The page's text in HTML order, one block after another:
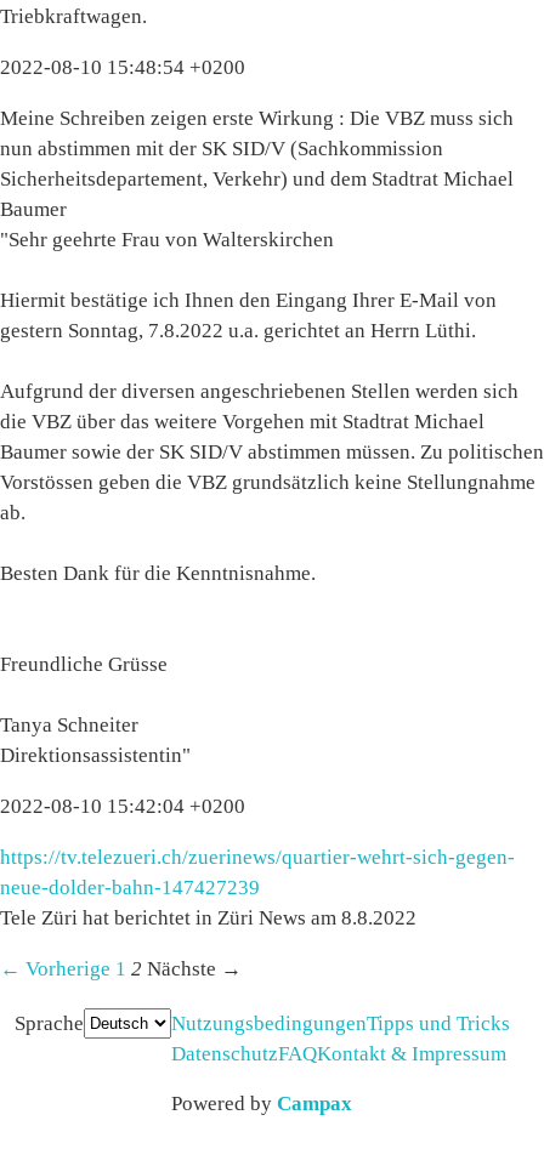
Triebkraftwagen.
2022-08-10 15:48:54 +0200
Meine Schreiben zeigen erste Wirkung : Die VBZ muss sich
nun abstimmen mit der SK SID/V (Sachkommission
Sicherheitsdepartement, Verkehr) und dem Stadtrat Michael
Baumer
"Sehr geehrte Frau von Walterskirchen
Hiermit bestätige ich Ihnen den Eingang Ihrer E-Mail von
gestern Sonntag, 7.8.2022 u.a. gerichtet an Herrn Lüthi.
Aufgrund der diversen angeschriebenen Stellen werden sich
die VBZ über das weitere Vorgehen mit Stadtrat Michael
Baumer sowie der SK SID/V abstimmen müssen. Zu politischen
Vorstössen geben die VBZ grundsätzlich keine Stellungnahme
ab.
Besten Dank für die Kenntnisnahme.
Freundliche Grüsse
Tanya Schneiter
Direktionsassistentin"
2022-08-10 15:42:04 +0200
https://tv.telezueri.ch/zuerinews/quartier-wehrt-sich-gegen-
neue-dolder-bahn-147427239
Tele Züri hat berichtet in Züri News am 8.8.2022
← Vorherige 1 2 Nächste →
Sprache NutzungsbedingungenTipps und Tricks
DatenschutzFAQKontakt & Impressum
Powered by Campax